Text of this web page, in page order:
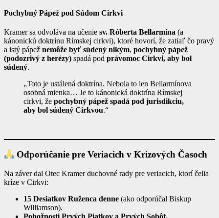
Pochybný Pápež pod Súdom Cirkvi
Kramer sa odvoláva na učenie sv. Róberta Bellarmína (a
kánonickú doktrínu Rímskej cirkvi), ktoré hovorí, že zatiaľ čo pravý
a istý pápež nemôže byť súdený nikým, pochybný pápež
(podozrivý z herézy) spadá pod právomoc Cirkvi, aby bol
súdený.
„Toto je ustálená doktrína. Nebola to len Bellarmínova
osobná mienka… Je to kánonická doktrína Rímskej
cirkvi, že pochybný pápež spadá pod jurisdikciu,
aby bol súdený Cirkvou.“
Odporúčanie pre Veriacich v Krízových Časoch
Na záver dal Otec Kramer duchovné rady pre veriacich, ktorí čelia
kríze v Cirkvi:
15 Desiatkov Ruženca denne (ako odporúčal Biskup
Williamson).
Pobožnosti Prvých Piatkov a Prvých Sobôt.